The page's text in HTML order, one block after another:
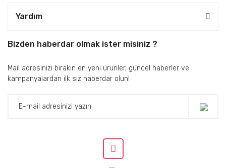
Yardım
Bizden haberdar olmak ister misiniz ?
Mail adresinizi bırakın en yeni ürünler, güncel haberler ve
kampanyalardan ilk siz haberdar olun!